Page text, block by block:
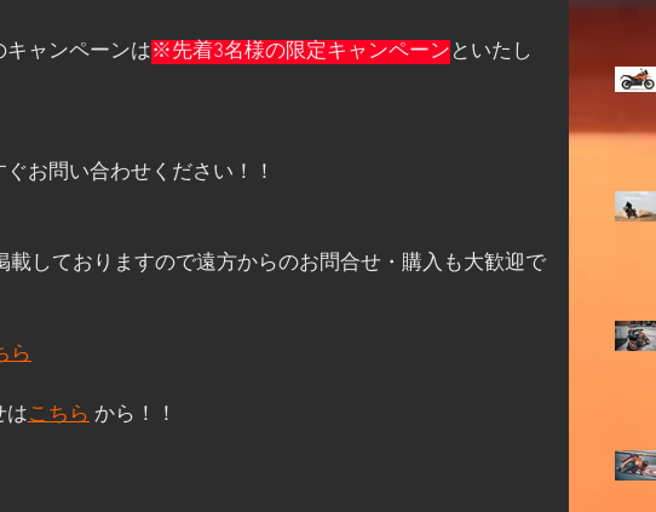
ャンペーンは※先着3名様の限定キャンペーン といたし
お問い合わせください！！
載しておりますので遠方からのお問合せ・購入も大歓迎で
ら
はこちら から！！